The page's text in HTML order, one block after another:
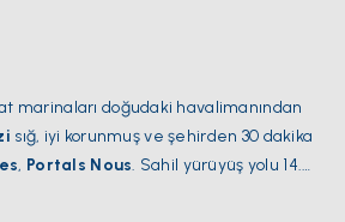
marinaları doğudaki havalimanından
sığ, iyi korunmuş ve şehirden 30 dakika
, Portals Nous. Sahil yürüyüş yolu 14.